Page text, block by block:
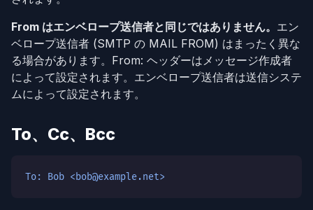
From はエンベロープ送信者と同じではありません。 エン
ベロープ送信者 (SMTP の MAIL FROM) はまったく異な
る場合があります。From: ヘッダーはメッセージ作成者
によって設定されます。エンベロープ送信者は送信システ
ムによって設定されます。
To、Cc、Bcc
To: Bob <bob@example.net>